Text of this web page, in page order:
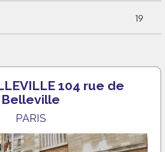
19
104 rue de
Belleville
PARIS